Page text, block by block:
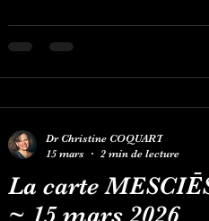
La carte
~ 15 mars 2026
Dr Christine COQUART
15 mars
2 min de lecture